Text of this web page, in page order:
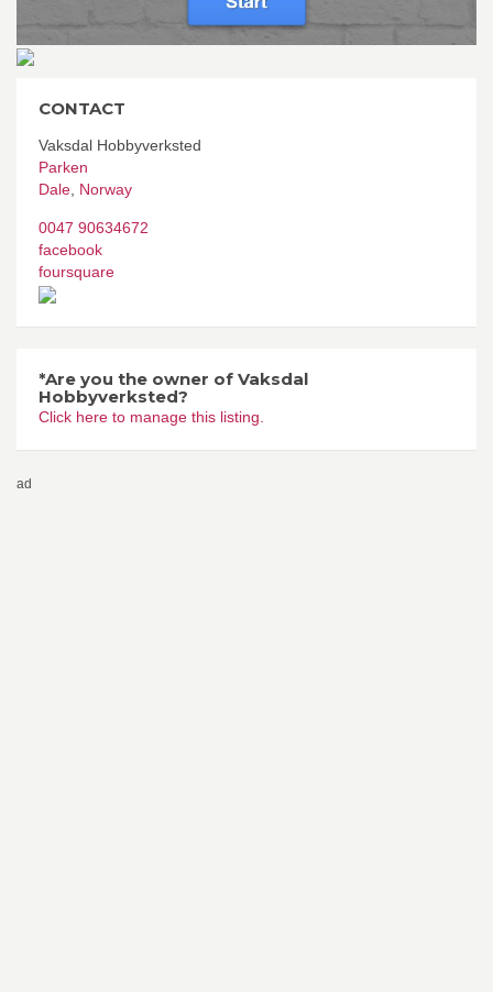
CONTACT
Vaksdal Hobbyverksted
Parken
Dale Norway
0047 90634672
facebook
foursquare
*Are you the owner of Vaksdal
Hobbyverksted?
Click here to manage this listing.
ad